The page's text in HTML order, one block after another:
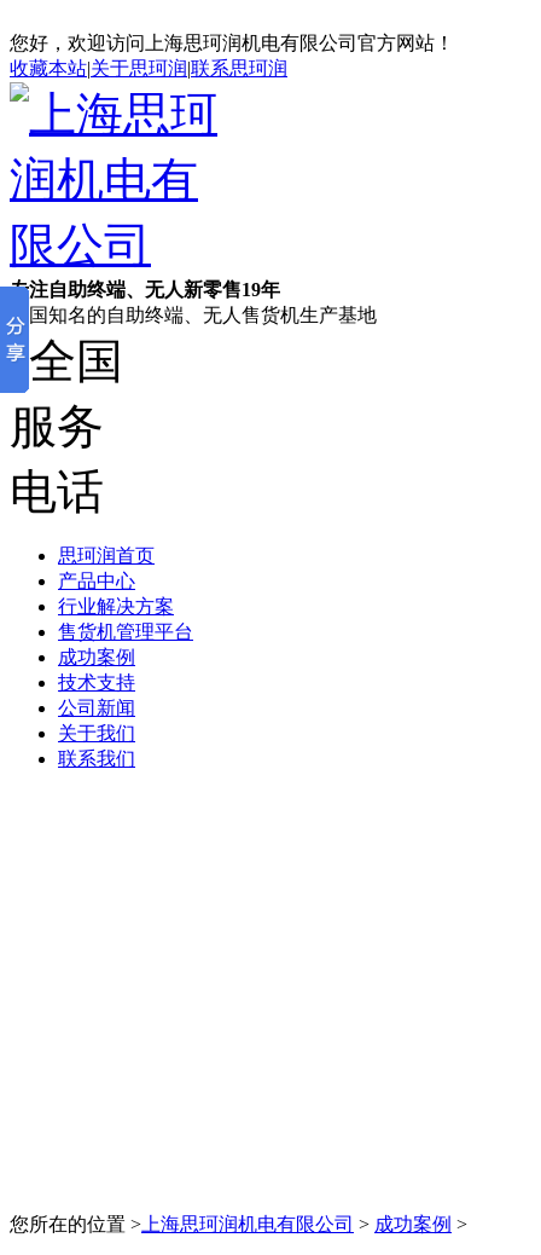
您好，欢迎访问上海思珂润机电有限公司官方网站！
收藏本站|关于思珂润|联系思珂润
专注自助终端、无人新零售19年
全国知名的自助终端、无人售货机生产基地
思珂润首页
产品中心
行业解决方案
售货机管理平台
成功案例
技术支持
公司新闻
关于我们
联系我们
您所在的位置 > 上海思珂润机电有限公司 > 成功案例 >